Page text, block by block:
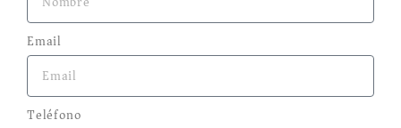
Email
Teléfono